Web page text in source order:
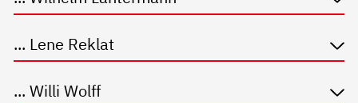
... Lene Reklat
... Willi Wolff